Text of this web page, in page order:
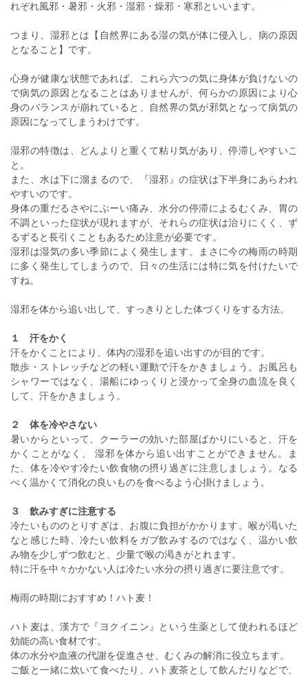
れぞれ風邪・暑邪・火邪・湿邪・燥邪・寒邪といいます。
つまり、湿邪とは【自然界にある湿の気が体に侵入し、病の原因
となること】です。
心身が健康な状態であれば、これら六つの気に身体が負けないの
で病気の原因となることはありませんが、何らかの原因により心
身のバランスが崩れていると、自然界の気が邪気となって病気の
原因になってしまうわけです。
湿邪の特徴は、どんよりと重くて粘り気があり、停滞しやすいこ
と。
また、水は下に溜まるので、『湿邪』の症状は下半身にあらわれ
やすいのです。
身体の重だるさやにぶーい痛み、水分の停滞によるむくみ、胃の
不調といった症状が現れますが、それらの症状は治りにくく、ず
るずると長引くこともあるため注意が必要です。
湿邪は湿気の多い季節によく発生します。まさに今の梅雨の時期
に多く発生してしまうので、日々の生活には特に気を付けたいで
すね。
湿邪を体から追い出して、すっきりとした体づくりをする方法。
１ 汗をかく
汗をかくことにより、体内の湿邪を追い出すのが目的です。
散歩・ストレッチなどの軽い運動で汗をかきましょう。お風呂も
シャワーではなく、湯船にゆっくりと浸かって全身の血流を良く
して、汗をかきましょう。
２ 体を冷やさない
暑いからといって、クーラーの効いた部屋ばかりにいると、汗を
かくことがなく、 湿邪を体から追い出すことができません。ま
た、体を冷やす冷たい飲食物の摂り過ぎに注意しましょう。なる
べく温かくて消化の良いものを食べるよう心掛けましょう。
３ 飲みすぎに注意する
冷たいもののとりすぎは、お腹に負担がかかります。喉が渇いた
なと感じた時、冷たい飲料をガブ飲みするのではなく、温かい飲
み物を少しずつ飲むと、少量で喉の渇きがとれます。
特に汗を中々かかない人は冷たい水分の摂り過ぎに要注意です。
梅雨の時期におすすめ！ハト麦！
ハト麦は、漢方で『ヨクイニン』という生薬として使われるほど
効能の高い食材です。
体の水分や血液の代謝を促進させ、むくみの解消に役立ちます。
ご飯と一緒に炊いて食べたり、ハト麦茶として飲んだりなどで、